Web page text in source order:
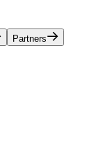
Partners​​